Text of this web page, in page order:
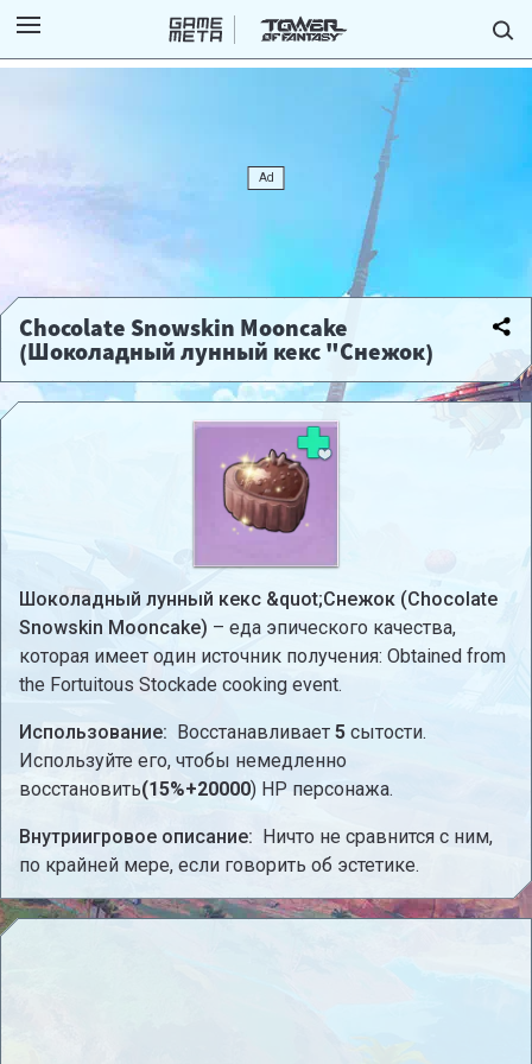
Chocolate Snowskin Mooncake
(Шоколадный лунный кекс "Снежок)
Шоколадный лунный кекс &quot;Снежок (Chocolate
Snowskin Mooncake) – еда эпического качества,
которая имеет один источник получения: Obtained from
the Fortuitous Stockade cooking event.
Использование: Восстанавливает 5 сытости.
Используйте его, чтобы немедленно
восстановить(15%+20000) HP персонажа.
Внутриигровое описание: Ничто не сравнится с ним,
по крайней мере, если говорить об эстетике.